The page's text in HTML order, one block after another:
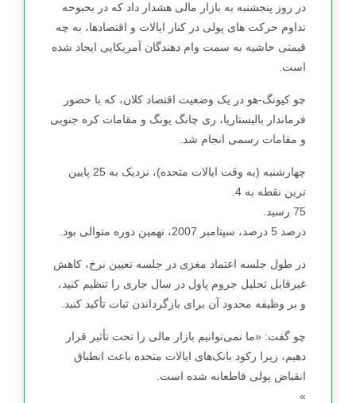
در روز پنجشنبه به بازار مالی هشدار داد که در بحبوحه
تداوم حرکت های پولی در کنار ایالات و اقتصادها، به چه
قیمتی حاشیه به سمت وام دهندگان آمریکایی ایجاد شده
است.
چو کیونگ-هو در یک وضعیت اقتصاد کلان، که با حضور
فرماندار بالیستاریا، ری چانگ یونگ و مقامات کره جنوبی
و مقامات رسمی انجام شد.
چهارشنبه (به وقت ایالات متحده)، نزدیک به 25 پایین
ترین نقطه به 4.
75 رسید.
درصد 5 درصد، سپتامبر 2007، نهمین دوره متوالی بود.
در طول جلسه اعتماد مغزی در جلسه تعیین نرخ، کاهش
غیرقابل تحلیل جروم پاول در سال جاری را تنظیم کنید،
و بر وظیفه محدود آن برای بازگرداندن ثبات تأکید کنید.
چو گفت: «ما نمی‌توانیم بازار مالی را تحت تأثیر قرار
دهیم، زیرا رکود بانک‌های ایالات متحده باعث انطباق
انقباض پولی قاطعانه شده است.
»